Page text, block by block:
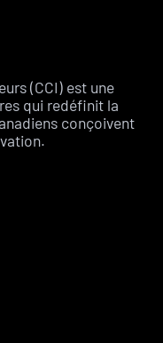
(CCI) est une
qui redéfinit la
conçoivent